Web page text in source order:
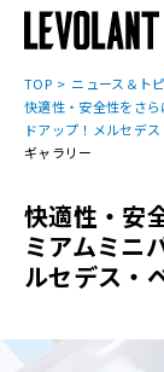
TOP
ニュース＆ト
快適性・安全性をさ
ドアップ！メルセデ
ギャラリー
快適性・安
ミアムミニ
ルセデス・